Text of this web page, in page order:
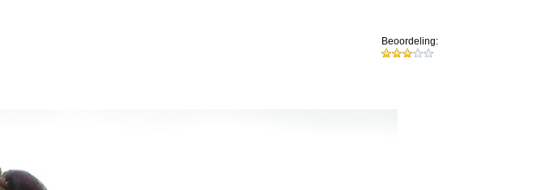
Beoordeling: